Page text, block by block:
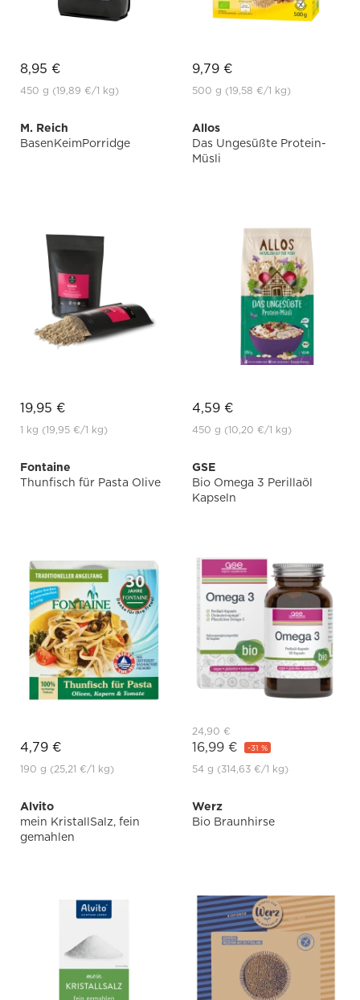
8,95 €
450 g (19,89 €/1 kg)
9,79 €
500 g (19,58 €/1 kg)
M. Reich
BasenKeimPorridge
19,95 €
1 kg (19,95 €/1 kg)
Allos
Das Ungesüßte Protein-
Müsli
4,59 €
450 g (10,20 €/1 kg)
Fontaine
Thunfisch für Pasta Olive
4,79 €
190 g (25,21 €/1 kg)
GSE
Bio Omega 3 Perillaöl
Kapseln
24,90 €
16,99 € -31 %
54 g (314,63 €/1 kg)
Alvito
mein KristallSalz, fein
gemahlen
Werz
Bio Braunhirse